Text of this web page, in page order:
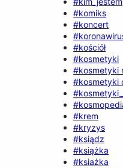
#komiks
#koncert
#kościół
#kosmetyki
#kosmetyki
#kosmetyki
#krem
#kryzys
#ksiądz
#książka
#ksiażka